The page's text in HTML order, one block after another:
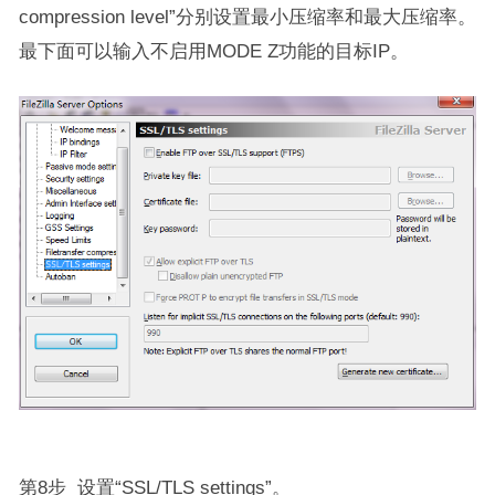
compression level”分别设置最小压缩率和最大压缩率。
最下面可以输入不启用MODE Z功能的目标IP。
第8步 设置“SSL/TLS settings”。